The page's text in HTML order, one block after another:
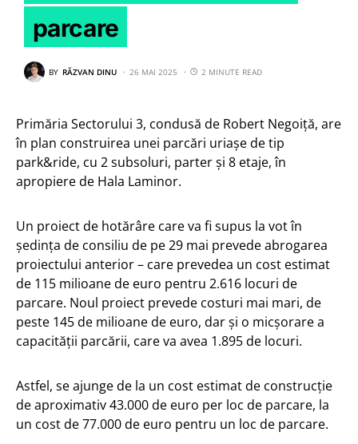
parcare
BY RĂZVAN DINU 26 MAI 2025 2 MINUTE READ
Primăria Sectorului 3, condusă de Robert Negoiță, are
în plan construirea unei parcări uriașe de tip
park&ride, cu 2 subsoluri, parter și 8 etaje, în
apropiere de Hala Laminor.
Un proiect de hotărâre care va fi supus la vot în
ședința de consiliu de pe 29 mai prevede abrogarea
proiectului anterior – care prevedea un cost estimat
de 115 milioane de euro pentru 2.616 locuri de
parcare. Noul proiect prevede costuri mai mari, de
peste 145 de milioane de euro, dar și o micșorare a
capacității parcării, care va avea 1.895 de locuri.
Astfel, se ajunge de la un cost estimat de construcție
de aproximativ 43.000 de euro per loc de parcare, la
un cost de 77.000 de euro pentru un loc de parcare.